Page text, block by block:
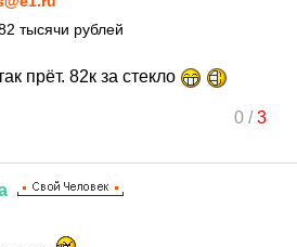
тысячи рублей
прёт. 82к за стекло
0/3